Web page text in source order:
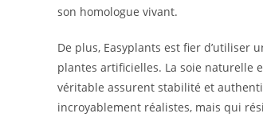
son homologue vivant.
De plus, Easyplants est fier
plantes artificielles. La soie naturelle
véritable assurent stabilité et
incroyablement réalistes, mais qui